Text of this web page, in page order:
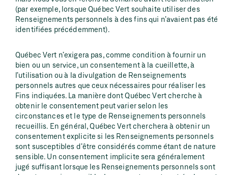
(par exemple, lorsque Québec Vert souhaite utiliser des
Renseignements personnels à des fins qui n’avaient pas été
identifiées précédemment).
Québec Vert n’exigera pas, comme condition à fournir un
bien ou un service, un consentement à la cueillette, à
l’utilisation ou à la divulgation de Renseignements
personnels autres que ceux nécessaires pour réaliser les
Fins indiquées. La manière dont Québec Vert cherche à
obtenir le consentement peut varier selon les
circonstances et le type de Renseignements personnels
recueillis. En général, Québec Vert cherchera à obtenir un
consentement explicite si les Renseignements personnels
sont susceptibles d’être considérés comme étant de nature
sensible. Un consentement implicite sera généralement
jugé suffisant lorsque les Renseignements personnels sont